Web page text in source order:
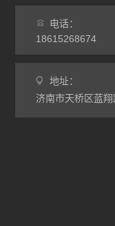
电话：
18615268674
地址：
济南市天桥区蓝翔